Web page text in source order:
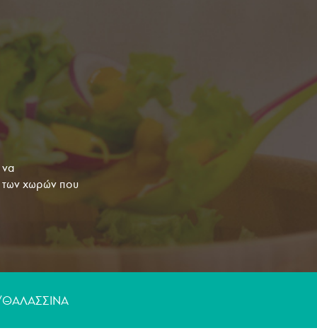
των χωρών που
μου,
ιστορία, την
στέλνω μέσω